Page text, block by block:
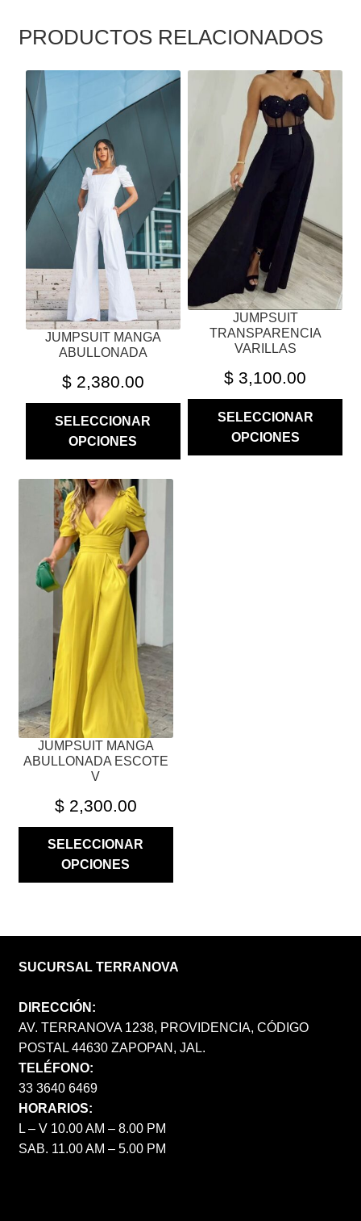
PRODUCTOS RELACIONADOS
JUMPSUIT MANGA
ABULLONADA
$2,380.00
SELECCIONAR
OPCIONES
ESTE
PRODUCTO
TIENE
MÚLTIPLES
VARIANTES.
LAS
OPCIONES
SE
PUEDEN
EN
LA
PÁGINA
JUMPSUIT
TRANSPARENCIA
VARILLAS
$ 3,100.00
SELECCIONAR
OPCIONES
PRODUCTO
MÚLTIPLES
VARIANTES.
OPCIONES
SE
PUEDEN
ELEGIR
EN
LA
PÁGINA
JUMPSUIT MANGA
ABULLONADA ESCOTE
V
$2,300.00
SELECCIONAR
OPCIONES
PRODUCTO
TIENE
MÚLTIPLES
VARIANTES.
LAS
OPCIONES
PUEDEN
ELEGIR
LA
PÁGINA
PRODUCTO
SUCURSAL TERRANOVA
DIRECCIÓN:
AV. TERRANOVA 1238, PROVIDENCIA, CÓDIGO
POSTAL 44630 ZAPOPAN, JAL.
TELÉFONO:
33 3640 6469
HORARIOS:
L – V 10.00 AM – 8.00 PM
SAB. 11.00 AM – 5.00 PM